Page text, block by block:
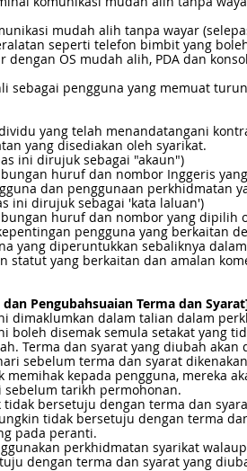
mudah alih tanpa wayar
seperti telefon bimbit yang
dengan OS mudah alih, PDA dan
sebagai pengguna yang memuat
yang telah menandatangani
yang disediakan oleh syarikat.
ini dirujuk sebagai "akaun")
huruf dan nombor Inggeris
dan penggunaan perkhidmatan
ini dirujuk sebagai 'kata laluan')
huruf dan nombor yang
pengguna yang berkaitan
yang diperuntukkan sebaliknya
statut yang berkaitan dan amalan
Pengubahsuaian Terma dan
dimaklumkan dalam talian dalam
boleh disemak semula setakat yang
Terma dan syarat yang diubah
sebelum terma dan syarat
memihak kepada pengguna, mereka
tarikh permohonan.
bersetuju dengan terma dan
tidak bersetuju dengan terma
pada peranti.
perkhidmatan syarikat
dengan terma dan syarat yang